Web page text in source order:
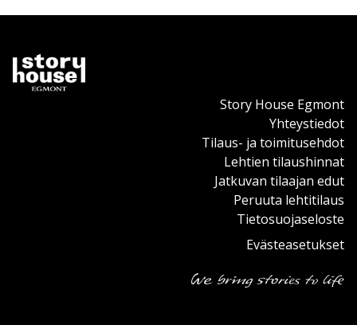
Story House Egmont
Yhteystiedot
Tilaus- ja toimitusehdot
Lehtien tilaushinnat
Jatkuvan tilaajan edut
Peruuta lehtitilaus
Tietosuojaseloste
Evästeasetukset